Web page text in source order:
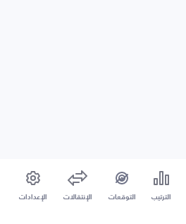
الترتيب التوقعات الإنتقالات الإعدادات